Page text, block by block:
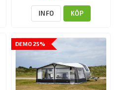
INFO KÖP
DEMO 25%